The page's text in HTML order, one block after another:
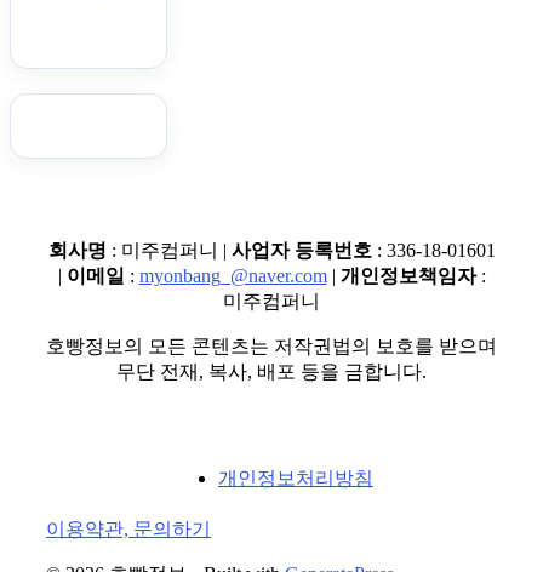
회사명 : 미주컴퍼니 | 사업자 등록번호 : 336-18-01601
| 이메일 : myonbang_@naver.com| 개인정보책임자:
미주컴퍼니
호빵정보의 모든 콘텐츠는 저작권법의 보호를 받으며
무단 전재, 복사, 배포 등을 금합니다.
개인정보처리방침
이용약관, 문의하기